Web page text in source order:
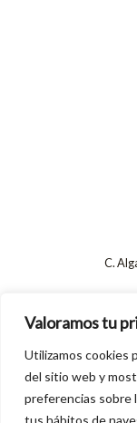
Valoramos tu
Utilizamos cookies
del sitio web y
preferencias sobre
tus hábitos de
C.
© 2026